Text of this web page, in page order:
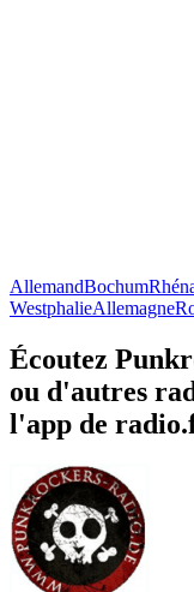
AllemandBochum
WestphalieAllemagne
Écoutez
ou d'autres
l'app de